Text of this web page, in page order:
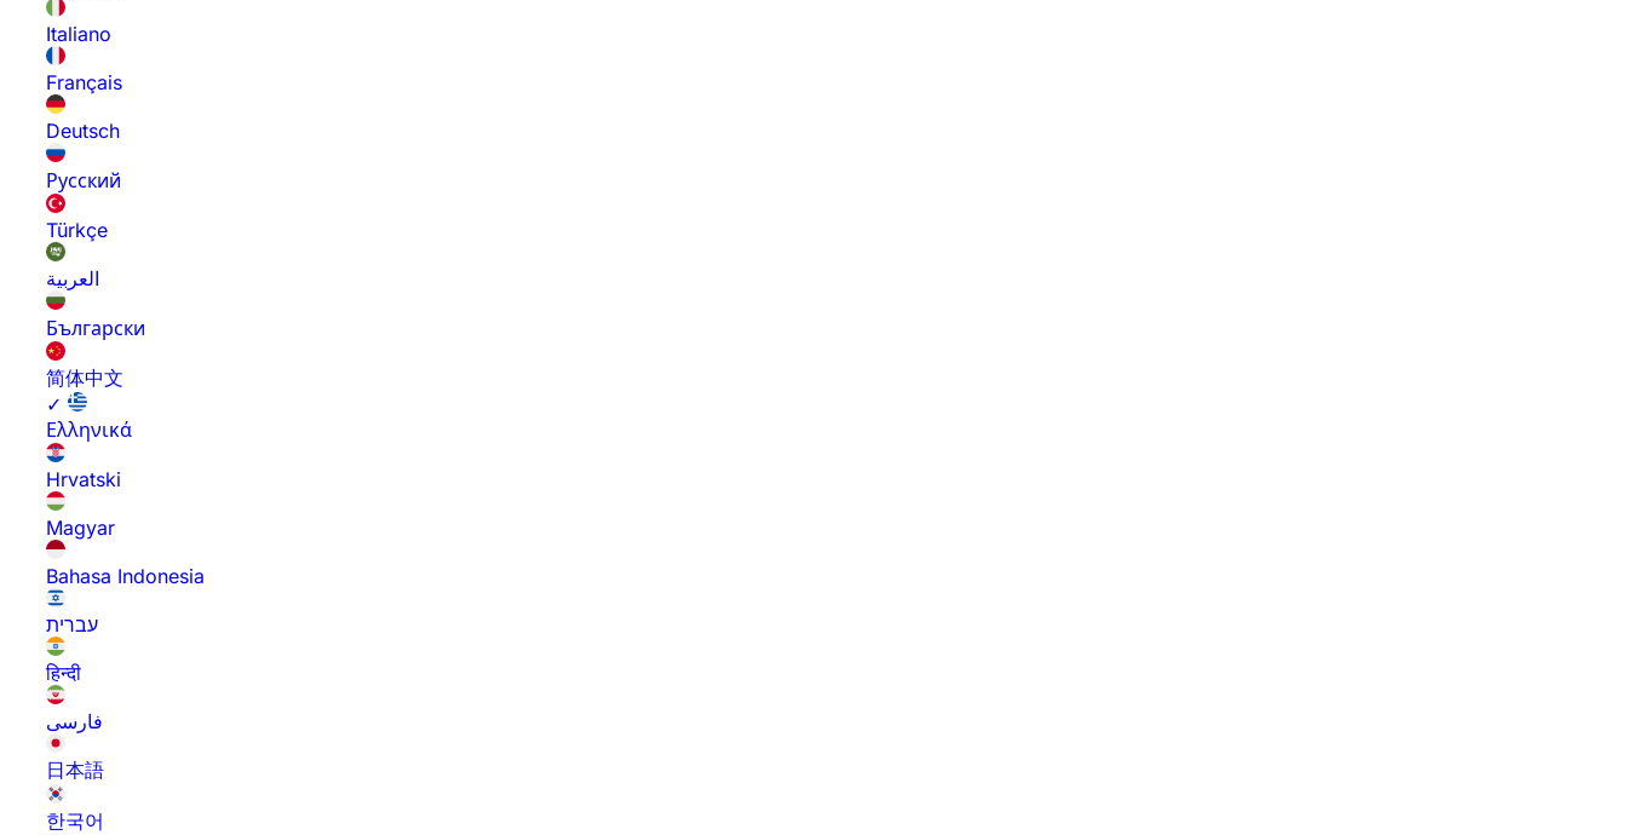
Italiano
Français
Deutsch
Русский
Türkçe
العربية
Български
简体中文
✓
Ελληνικά
Hrvatski
Magyar
Bahasa Indonesia
עברית
हिन्दी
فارسی
日本語
한국어